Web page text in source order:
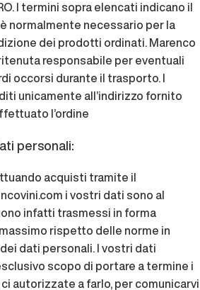
I termini sopra elencati indicano il
normalmente necessario per la
dei prodotti ordinati. Marenco
responsabile per eventuali
occorsi durante il trasporto. I
unicamente all’indirizzo fornito
l’ordine
personali:
acquisti tramite il
i vostri dati sono al
infatti trasmessi in forma
rispetto delle norme in
dati personali. I vostri dati
scopo di portare a termine i
autorizzate a farlo, per comunicarvi